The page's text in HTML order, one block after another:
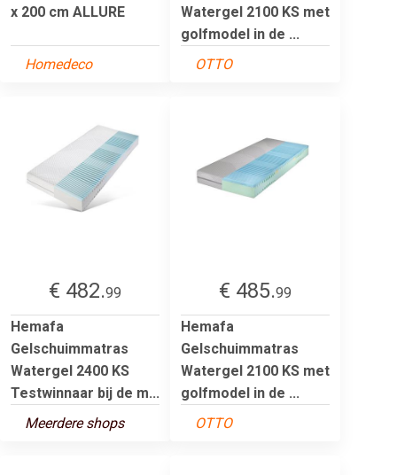
x 200 cm ALLURE
Homedeco
Watergel 2100 KS met
golfmodel in de ...
OTTO
€ 482.99
Hemafa
Gelschuimmatras
Watergel 2400 KS
Testwinnaar bij de m...
Meerdere shops
€ 485.99
Hemafa
Gelschuimmatras
Watergel 2100 KS met
golfmodel in de ...
OTTO